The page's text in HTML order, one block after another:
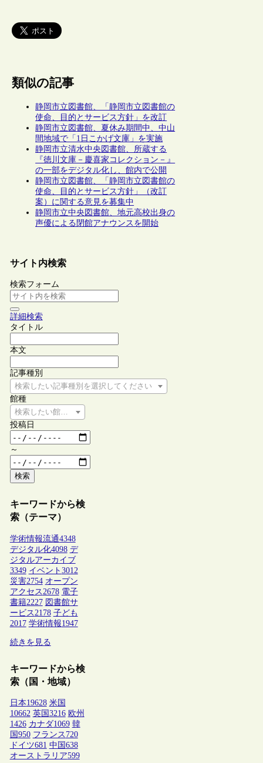
類似の記事
静岡市立図書館、「静岡市立図書館の
使命、目的とサービス方針」を改訂
静岡市立図書館、夏休み期間中、中山
間地域で「1日こかげ文庫」を実施
静岡市立清水中央図書館、所蔵する
『徳川文庫－慶喜家コレクション－』
の一部をデジタル化し、館内で公開
静岡市立図書館、「静岡市立図書館の
使命、目的とサービス方針」（改訂
案）に関する意見を募集中
静岡市立中央図書館、地元高校出身の
声優による閉館アナウンスを開始
サイト内検索
検索フォーム
詳細検索
タイトル
本文
記事種別
検索したい記事種別を選択してください
館種
検索したい館種を選択してください
投稿日
～
検索
キーワードから検
索（テーマ）
学術情報流通4348
デジタル化4098 デ
ジタルアーカイブ
3349 イベント 3012
災害2754 オープン
アクセス 2678 電子
書籍2227 図書館サ
ービス 2178 子ども
2017 学術情報1947
続きを見る
キーワードから検
索（国・地域）
日本19628 米国
10662 英国 3216 欧州
1426 カナダ1069 韓
国 950 フランス 720
ドイツ681 中国 638
オーストラリア599